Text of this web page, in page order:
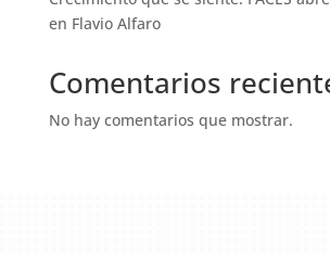
en Flavio Alfaro
Comentarios
No hay comentarios que mostrar.